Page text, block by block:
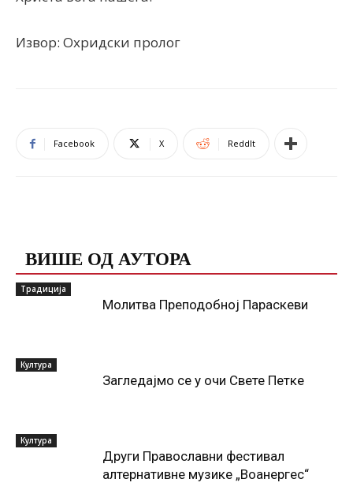
Извор: Охридски пролог
Facebook X ReddIt
ВИШЕ ОД АУТОРА
Традиција
Молитва Преподобној Параскеви
Култура
Загледајмо се у очи Свете Петке
Култура
Други Православни фестивал
алтернативне музике „Воанергес“